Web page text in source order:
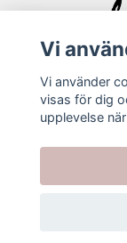
Bolagsinfo
Vi
Vi använder
visas för dig
upplevelse